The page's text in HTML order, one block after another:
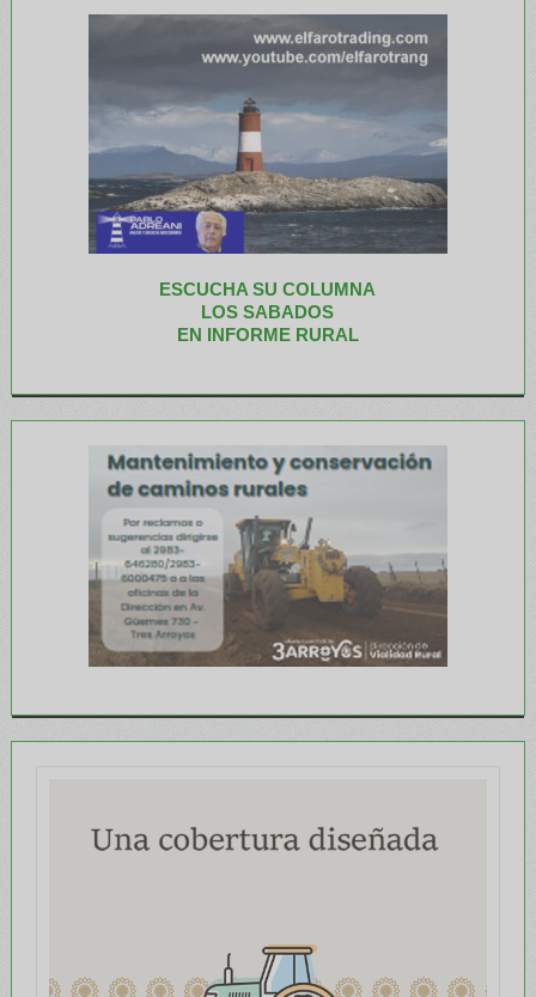
ESCUCHA SU COLUMNA
LOS SABADOS
EN INFORME RURAL